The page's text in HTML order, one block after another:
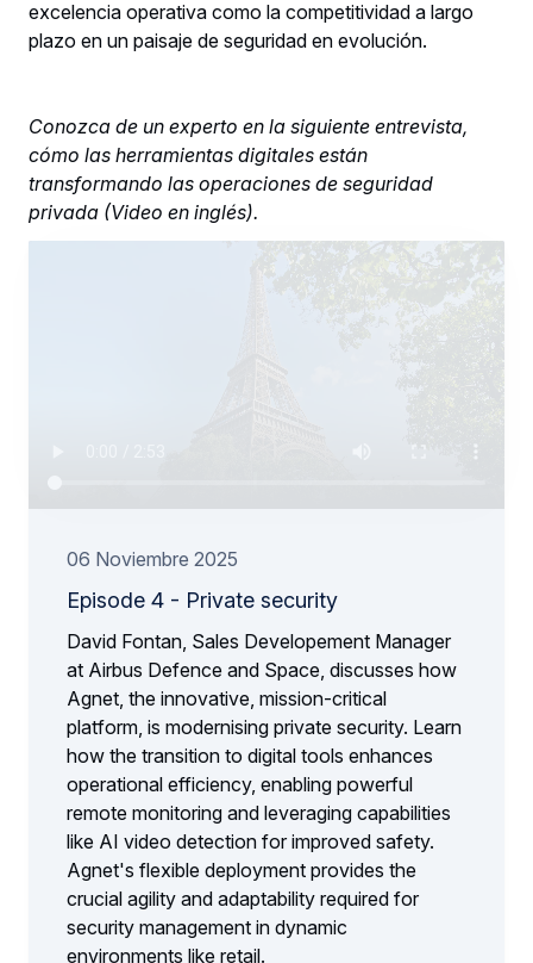
excelencia operativa como la competitividad a largo
plazo en un paisaje de seguridad en evolución.
Conozca de un experto en la siguiente entrevista,
cómo las herramientas digitales están
transformando las operaciones de seguridad
privada (Video en inglés).
06 Noviembre 2025
Episode 4 - Private security
David Fontan, Sales Developement Manager
at Airbus Defence and Space, discusses how
Agnet, the innovative, mission-critical
platform, is modernising private security. Learn
how the transition to digital tools enhances
operational efficiency, enabling powerful
remote monitoring and leveraging capabilities
like AI video detection for improved safety.
Agnet's flexible deployment provides the
crucial agility and adaptability required for
security management in dynamic
environments like retail.